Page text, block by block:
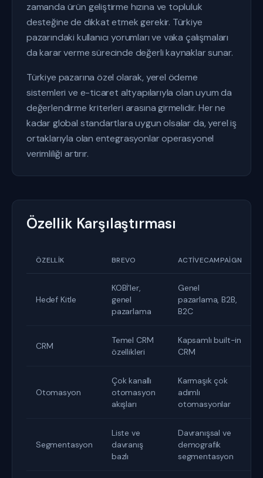
zamanda ürün geliştirme hızına ve topluluk
desteğine de dikkat etmek gerekir. Türkiye
pazarındaki kullanıcı yorumları ve vaka çalışmaları
da karar verme sürecinde değerli kaynaklar sunar.
Türkiye pazarına özel olarak, yerel ödeme
sistemleri ve e-ticaret altyapılarıyla olan uyum da
değerlendirme kriterleri arasına girmelidir. Her ne
kadar global standartlara uygun olsalar da, yerel iş
ortaklarıyla olan entegrasyonlar operasyonel
verimliliği artırır.
Özellik Karşılaştırması
ÖZELLIK BREVO ACTIVECAMPAIGN
Hedef Kitle
KOBİ'ler,
genel
pazarlama
Genel
pazarlama, B2B,
B2C
CRM
Temel CRM
özellikleri
Kapsamlı built-in
CRM
Otomasyon
Çok kanallı
otomasyon
akışları
Karmaşık çok
adımlı
otomasyonlar
Segmentasyon
Liste ve
davranış
bazlı
Davranışsal ve
demografik
segmentasyon